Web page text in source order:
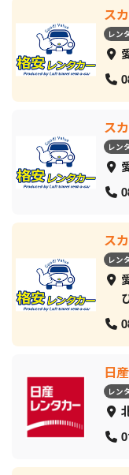
ス
レン
ス
レン
ス
レン
日
レン